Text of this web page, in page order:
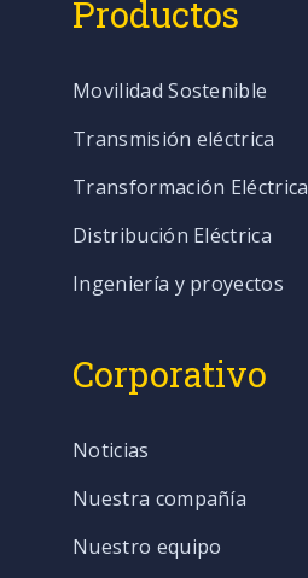
Productos
Movilidad Sostenible
Transmisión eléctrica
Transformación Eléctrica
Distribución Eléctrica
Ingeniería y proyectos
Corporativo
Noticias
Nuestra compañía
Nuestro equipo